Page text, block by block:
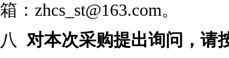
箱：zhcs_st@163.com。
八 对本次采购提出询问，请